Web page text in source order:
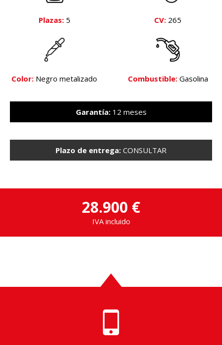
Plazas:5 CV: 265
Color: Negro metalizado Combustible:Gasolina
Garantía:12 meses
Plazo de entrega: CONSULTAR
28.900 €
IVA incluido